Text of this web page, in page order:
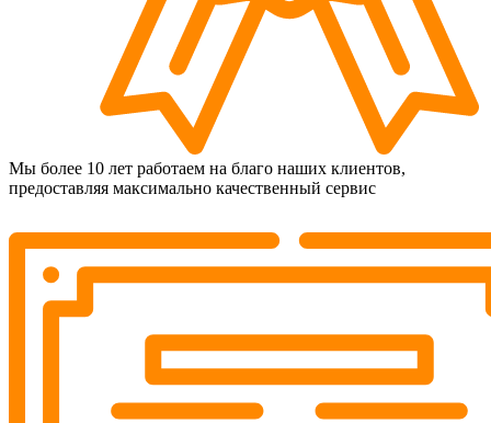
Мы более 10 лет работаем на благо наших клиентов,
предоставляя максимально качественный сервис